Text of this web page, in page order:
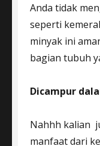
Anda tidak
seperti
minyak ini
bagian tubuh
Dicampur
Nahhh kalian
manfaat dari